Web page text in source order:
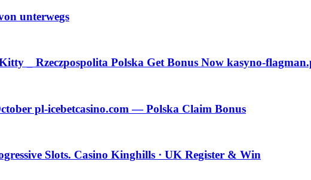
unterwegs
_ Rzeczpospolita Polska Get Bonus Now kasyno-
pl-icebetcasino.com — Polska Claim Bonus
Slots. Casino Kinghills · UK Register & Win